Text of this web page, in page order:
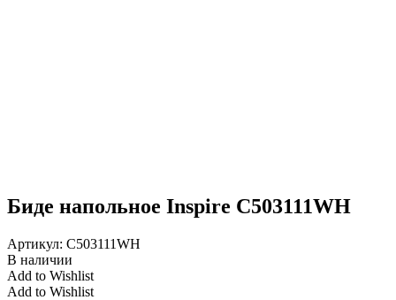
Биде напольное Inspire C503111WH
Артикул: C503111WH
В наличии
Add to Wishlist
Add to Wishlist